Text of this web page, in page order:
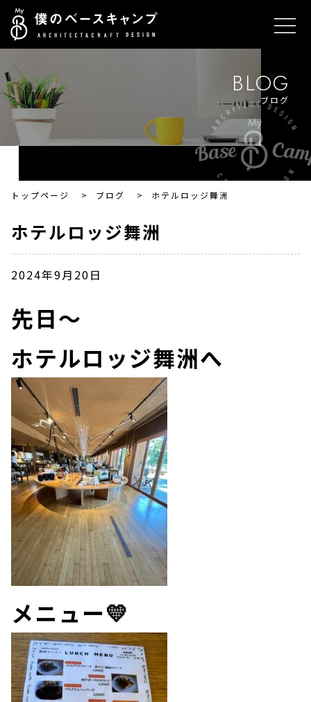
BLOG
ブログ
トップページ > ブログ > ホテルロッジ舞洲
ホテルロッジ舞洲
2024年9月20日
先日～
ホテルロッジ舞洲へ
メニュー💛